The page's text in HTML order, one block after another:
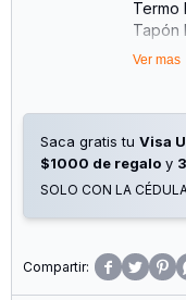
Termo
Tapón
Manija
Mate
Ver mas
Saca gratis tu Visa
$1000 de regalo y
SOLO CON LA
  